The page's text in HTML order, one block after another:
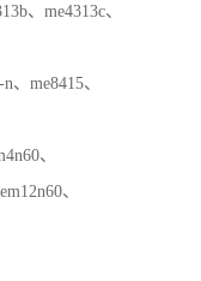
、me4313c、
、me8415、
、
、